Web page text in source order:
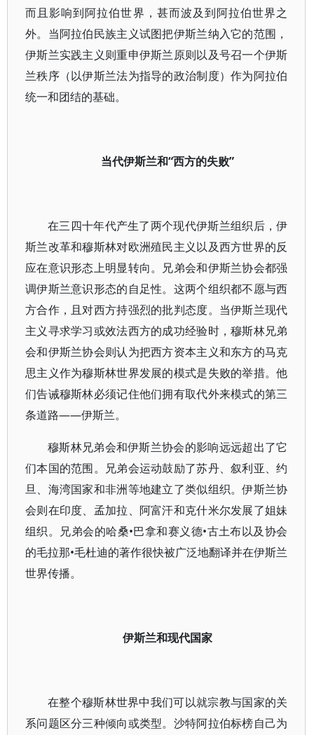
而且影响到阿拉伯世界，甚而波及到阿拉伯世界之
外。当阿拉伯民族主义试图把伊斯兰纳入它的范围，
伊斯兰实践主义则重申伊斯兰原则以及号召一个伊斯
兰秩序（以伊斯兰法为指导的政治制度）作为阿拉伯
统一和团结的基础。
当代伊斯兰和“西方的失败”
在三四十年代产生了两个现代伊斯兰组织后，伊
斯兰改革和穆斯林对欧洲殖民主义以及西方世界的反
应在意识形态上明显转向。兄弟会和伊斯兰协会都强
调伊斯兰意识形态的自足性。这两个组织都不愿与西
方合作，且对西方持强烈的批判态度。当伊斯兰现代
主义寻求学习或效法西方的成功经验时，穆斯林兄弟
会和伊斯兰协会则认为把西方资本主义和东方的马克
思主义作为穆斯林世界发展的模式是失败的举措。他
们告诫穆斯林必须记住他们拥有取代外来模式的第三
条道路——伊斯兰。
穆斯林兄弟会和伊斯兰协会的影响远远超出了它
们本国的范围。兄弟会运动鼓励了苏丹、叙利亚、约
旦、海湾国家和非洲等地建立了类似组织。伊斯兰协
会则在印度、孟加拉、阿富汗和克什米尔发展了姐妹
组织。兄弟会的哈桑•巴拿和赛义德•古土布以及协会
的毛拉那•毛杜迪的著作很快被广泛地翻译并在伊斯兰
世界传播。
伊斯兰和现代国家
在整个穆斯林世界中我们可以就宗教与国家的关
系问题区分三种倾向或类型。沙特阿拉伯标榜自己为